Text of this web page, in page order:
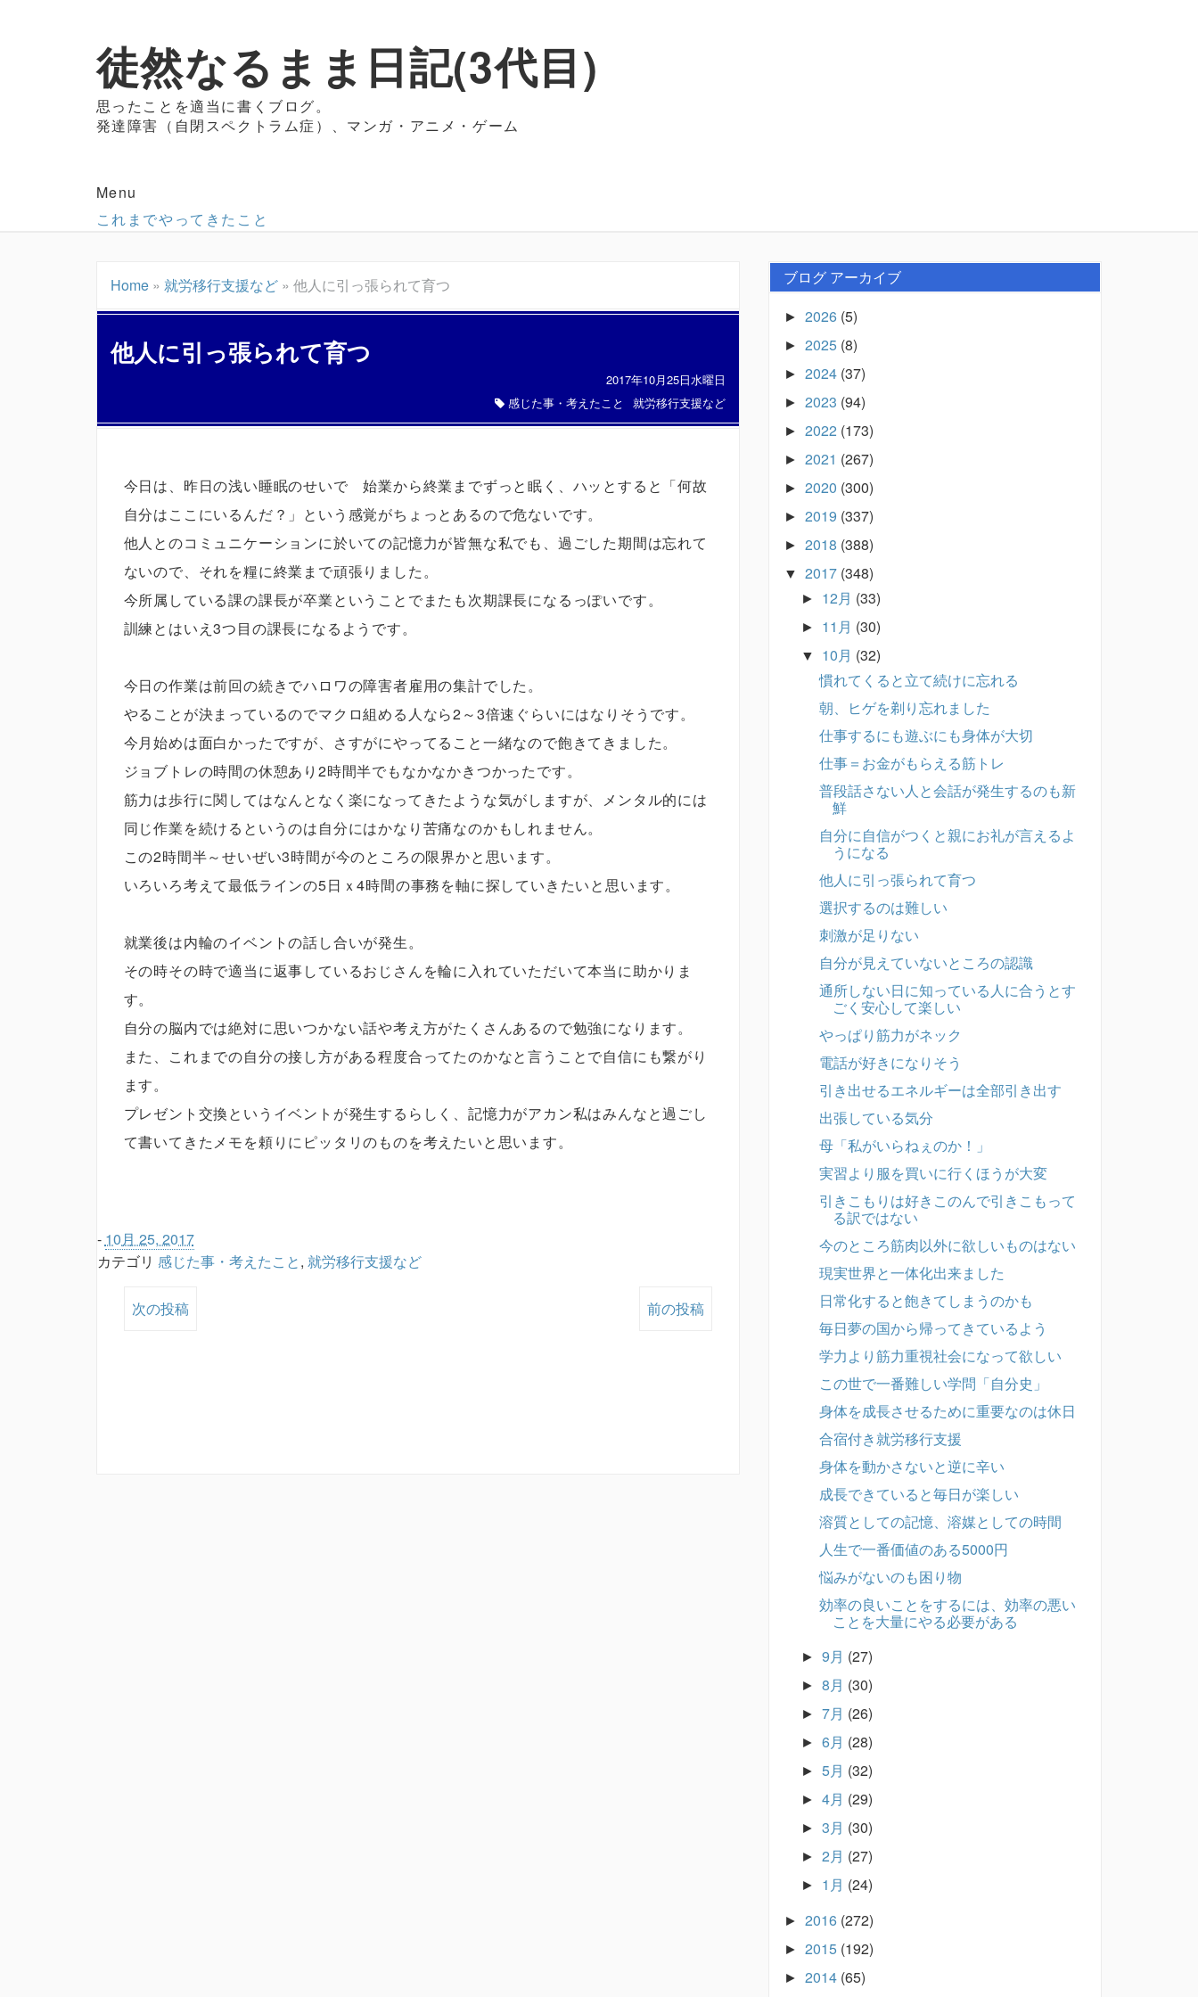
徒然なるまま日記(3代目)
思ったことを適当に書くブログ。
発達障害（自閉スペクトラム症）、マンガ・アニメ・ゲーム
Menu
これまでやってきたこと
Home» 就労移行支援など» 他人に引っ張られて育つ
他人に引っ張られて育つ
2017年10月25日水曜日
感じた事・考えたこと
就労移行支援など
今日は、昨日の浅い睡眠のせいで 始業から終業までずっと眠く、ハッとすると「何故
自分はここにいるんだ？」という感覚がちょっとあるので危ないです。
他人とのコミュニケーションに於いての記憶力が皆無な私でも、過ごした期間は忘れて
ないので、それを糧に終業まで頑張りました。
今所属している課の課長が卒業ということでまたも次期課長になるっぽいです。
訓練とはいえ3つ目の課長になるようです。
今日の作業は前回の続きでハロワの障害者雇用の集計でした。
やることが決まっているのでマクロ組める人なら2～3倍速ぐらいにはなりそうです。
今月始めは面白かったですが、さすがにやってること一緒なので飽きてきました。
ジョブトレの時間の休憩あり2時間半でもなかなかきつかったです。
筋力は歩行に関してはなんとなく楽になってきたような気がしますが、メンタル的には
同じ作業を続けるというのは自分にはかなり苦痛なのかもしれません。
この2時間半～せいぜい3時間が今のところの限界かと思います。
いろいろ考えて最低ラインの5日ｘ4時間の事務を軸に探していきたいと思います。
就業後は内輪のイベントの話し合いが発生。
その時その時で適当に返事しているおじさんを輪に入れていただいて本当に助かりま
す。
自分の脳内では絶対に思いつかない話や考え方がたくさんあるので勉強になります。
また、これまでの自分の接し方がある程度合ってたのかなと言うことで自信にも繋がり
ます。
プレゼント交換というイベントが発生するらしく、記憶力がアカン私はみんなと過ごし
て書いてきたメモを頼りにピッタリのものを考えたいと思います。
- 10月 25, 2017
カテゴリ 感じた事・考えたこと, 就労移行支援など
次の投稿 前の投稿
ブログ アーカイブ
► 2026 (5)
► 2025 (8)
► 2024 (37)
► 2023 (94)
► 2022 (173)
► 2021 (267)
► 2020 (300)
► 2019 (337)
► 2018 (388)
▼ 2017 (348)
► 12月 (33)
► 11月 (30)
▼ 10月 (32)
慣れてくると立て続けに忘れる
朝、ヒゲを剃り忘れました
仕事するにも遊ぶにも身体が大切
仕事＝お金がもらえる筋トレ
普段話さない人と会話が発生するのも新
鮮
自分に自信がつくと親にお礼が言えるよ
うになる
他人に引っ張られて育つ
選択するのは難しい
刺激が足りない
自分が見えていないところの認識
通所しない日に知っている人に合うとす
ごく安心して楽しい
やっぱり筋力がネック
電話が好きになりそう
引き出せるエネルギーは全部引き出す
出張している気分
母「私がいらねぇのか！」
実習より服を買いに行くほうが大変
引きこもりは好きこのんで引きこもって
る訳ではない
今のところ筋肉以外に欲しいものはない
現実世界と一体化出来ました
日常化すると飽きてしまうのかも
毎日夢の国から帰ってきているよう
学力より筋力重視社会になって欲しい
この世で一番難しい学問「自分史」
身体を成長させるために重要なのは休日
合宿付き就労移行支援
身体を動かさないと逆に辛い
成長できていると毎日が楽しい
溶質としての記憶、溶媒としての時間
人生で一番価値のある5000円
悩みがないのも困り物
効率の良いことをするには、効率の悪い
ことを大量にやる必要がある
► 9月 (27)
► 8月 (30)
► 7月 (26)
► 6月 (28)
► 5月 (32)
► 4月 (29)
► 3月 (30)
► 2月 (27)
► 1月 (24)
► 2016 (272)
► 2015 (192)
► 2014 (65)